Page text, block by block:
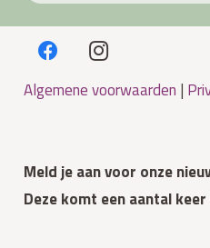
Algemene voorwaarden |
Meld je aan voor onze
Deze komt een aantal